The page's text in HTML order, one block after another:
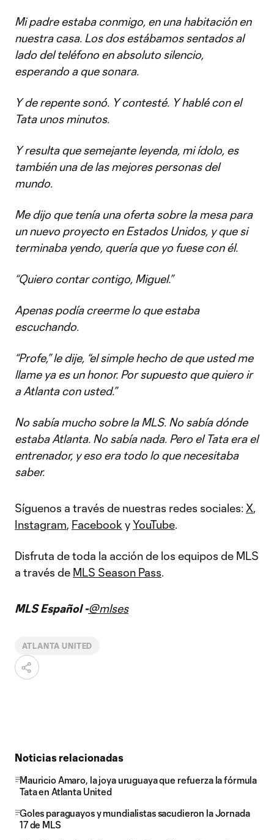
Mi padre estaba conmigo, en una habitación en
nuestra casa. Los dos estábamos sentados al
lado del teléfono en absoluto silencio,
esperando a que sonara.
Y de repente sonó. Y contesté. Y hablé con el
Tata unos minutos.
Y resulta que semejante leyenda, mi ídolo, es
también una de las mejores personas del
mundo.
Me dijo que tenía una oferta sobre la mesa para
un nuevo proyecto en Estados Unidos, y que si
terminaba yendo, quería que yo fuese con él.
“Quiero contar contigo, Miguel.”
Apenas podía creerme lo que estaba
escuchando.
“Profe,” le dije, “el simple hecho de que usted me
llame ya es un honor. Por supuesto que quiero ir
a Atlanta con usted.”
No sabía mucho sobre la MLS. No sabía dónde
estaba Atlanta. No sabía nada. Pero el Tata era el
entrenador, y eso era todo lo que necesitaba
saber.
Síguenos a través de nuestras redes sociales: X,
Instagram, Facebook yYouTube.
Disfruta de toda la acción de los equipos de MLS
a través de MLS Season Pass.
MLS Español -@mlses
ATLANTA UNITED
Noticias relacionadas
Mauricio Amaro, la joya uruguaya que refuerza la fórmula
Tata en Atlanta United
Goles paraguayos y mundialistas sacudieron la Jornada
17 de MLS